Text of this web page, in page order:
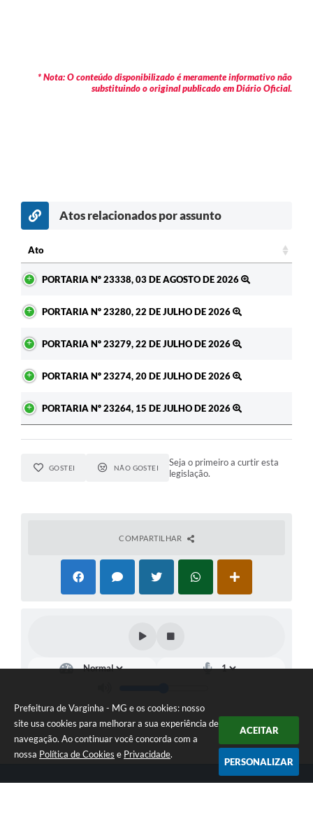
Prefeitura de Varginha - MG e os cookies: nosso
site usa cookies para melhorar a sua experiência de
navegação. Ao continuar você concorda com a
nossa Política de Cookies e Privacidade.
ACEITAR
PERSONALIZAR
* Nota: O conteúdo disponibilizado é meramente informativo não
substituindo o original publicado em Diário Oficial.
Atos relacionados por assunto
Ato
PORTARIA Nº 23338, 03 DE AGOSTO DE 2026
PORTARIA Nº 23280, 22 DE JULHO DE 2026
PORTARIA Nº 23279, 22 DE JULHO DE 2026
PORTARIA Nº 23274, 20 DE JULHO DE 2026
PORTARIA Nº 23264, 15 DE JULHO DE 2026
GOSTEI NÃO GOSTEI
Seja o primeiro a curtir esta
legislação.
COMPARTILHAR